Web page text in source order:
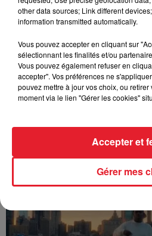
Franglish & Keblack -
other data sources; Link different
information transmitted automatically.
Vous pouvez accepter en cliquant sur
sélectionnant les finalités et/ou
Vous pouvez également refuser en
accepter". Vos préférences ne
pouvez mettre à jour vos choix, ou
moment via le lien "Gérer les cookies"
Gérer mes
Accepter et